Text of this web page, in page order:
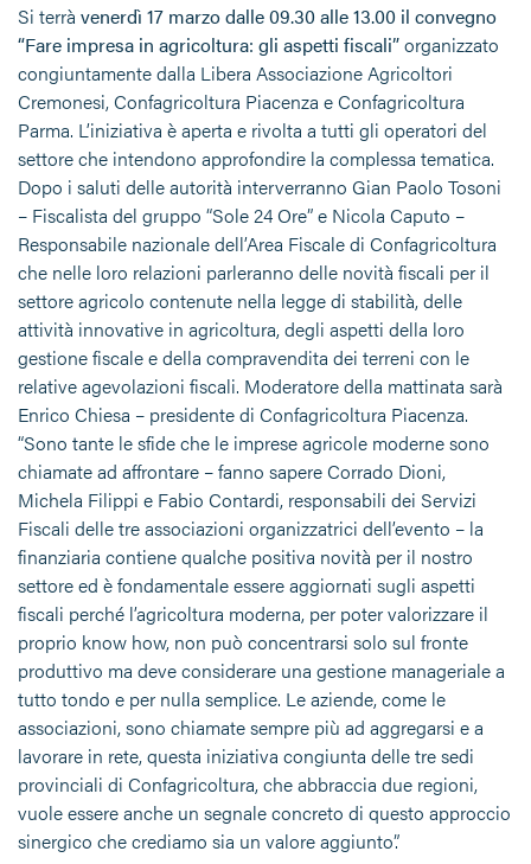
Si terrà venerdì 17 marzo dalle 09.30 alle 13.00 il convegno
“Fare impresa in agricoltura: gli aspetti fiscali”organizzato
congiuntamente dalla Libera Associazione Agricoltori
Cremonesi, Confagricoltura Piacenza e Confagricoltura
Parma. L’iniziativa è aperta e rivolta a tutti gli operatori del
settore che intendono approfondire la complessa tematica.
Dopo i saluti delle autorità interverranno Gian Paolo Tosoni
– Fiscalista del gruppo “Sole 24 Ore” e Nicola Caputo –
Responsabile nazionale dell’Area Fiscale di Confagricoltura
che nelle loro relazioni parleranno delle novità fiscali per il
settore agricolo contenute nella legge di stabilità, delle
attività innovative in agricoltura, degli aspetti della loro
gestione fiscale e della compravendita dei terreni con le
relative agevolazioni fiscali. Moderatore della mattinata sarà
Enrico Chiesa – presidente di Confagricoltura Piacenza.
“Sono tante le sfide che le imprese agricole moderne sono
chiamate ad affrontare – fanno sapere Corrado Dioni,
Michela Filippi e Fabio Contardi, responsabili dei Servizi
Fiscali delle tre associazioni organizzatrici dell’evento – la
finanziaria contiene qualche positiva novità per il nostro
settore ed è fondamentale essere aggiornati sugli aspetti
fiscali perché l’agricoltura moderna, per poter valorizzare il
proprio know how, non può concentrarsi solo sul fronte
produttivo ma deve considerare una gestione manageriale a
tutto tondo e per nulla semplice. Le aziende, come le
associazioni, sono chiamate sempre più ad aggregarsi e a
lavorare in rete, questa iniziativa congiunta delle tre sedi
provinciali di Confagricoltura, che abbraccia due regioni,
vuole essere anche un segnale concreto di questo approccio
sinergico che crediamo sia un valore aggiunto”.